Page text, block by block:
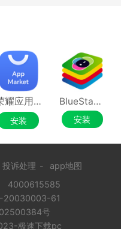
荣耀应用市场
安装
BlueStacks X
安装
投诉处理 -
app地图
4000615585
20030003-61
号
极速下载pc